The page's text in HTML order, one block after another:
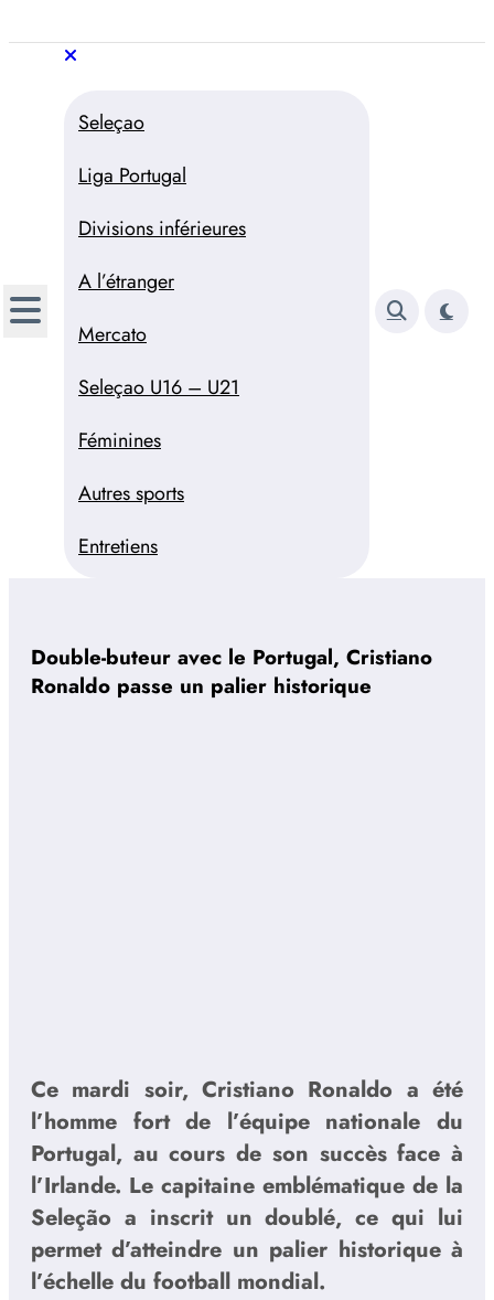
au
Trivela
L'actualité du football portugais
Seleçao
Liga Portugal
Divisions inférieures
A l’étranger
Mercato
Seleçao U16 – U21
Féminines
Autres sports
Entretiens
Double-buteur avec le Portugal, Cristiano
Ronaldo passe un palier historique
Ce mardi soir, Cristiano Ronaldo a été
l’homme fort de l’équipe nationale du
Portugal, au cours de son succès face à
l’Irlande. Le capitaine emblématique de la
Seleção a inscrit un doublé, ce qui lui
permet d’atteindre un palier historique à
l’échelle du football mondial.